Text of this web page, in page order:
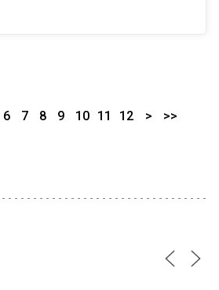
6 7 8 9 10 11 12 > >>